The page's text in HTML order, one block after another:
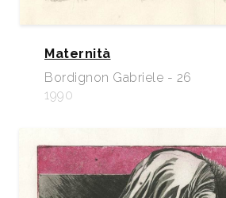
Maternità
Bordignon Gabriele - 26
1990